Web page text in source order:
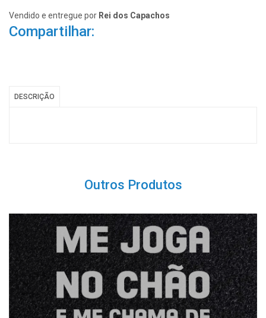
Vendido e entregue por Rei dos Capachos
Compartilhar:
DESCRIÇÃO
Outros Produtos